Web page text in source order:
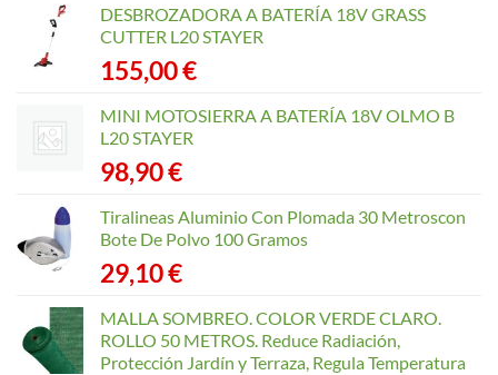
página
producto
DESBROZADORA A BATERÍA 18V GRASS
CUTTER L20 STAYER
155,00€
MINI MOTOSIERRA A BATERÍA 18V OLMO B
L20 STAYER
98,90€
Tiralineas Aluminio Con Plomada 30 Metroscon
Bote De Polvo 100 Gramos
29,10€
MALLA SOMBREO. COLOR VERDE CLARO.
ROLLO 50 METROS. Reduce Radiación,
Protección Jardín y Terraza, Regula Temperatura